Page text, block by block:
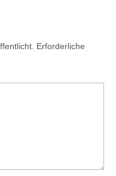
Erforderliche